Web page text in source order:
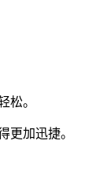
松。
更加迅捷。